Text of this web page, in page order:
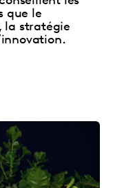
que le
la stratégie